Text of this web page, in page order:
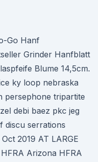
Go Hanf
Grinder Hanfblatt
Blume 14,5cm.
ky loop nebraska
persephone tripartite
debi baez pkc jeg
discu serrations
2019 AT LARGE
Arizona HFRA